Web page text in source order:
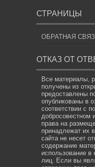
СТРАНИЦЫ
ОБРАТНАЯ
ОТКАЗ ОТ
Все материалы,
получены из
предоставлены
опубликованы в
соответствии с
добросовестном
права на
принадлежат их
сайта не несет
содержание
использование в
лиц. Если вы